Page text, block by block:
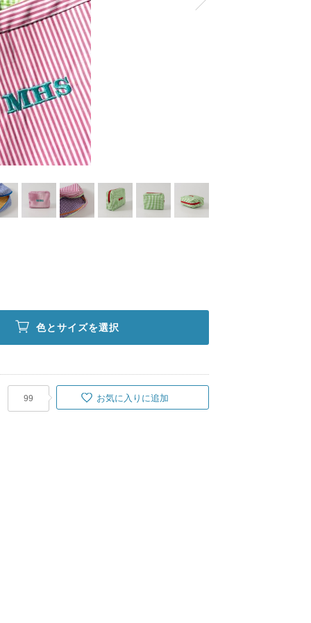
色とサイズを選択
99 お気に入りに追加